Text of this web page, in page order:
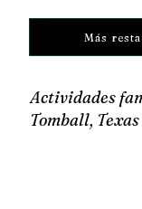
Más
Actividades
Tomball, Texas